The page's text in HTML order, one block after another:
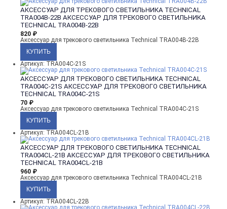
АКСЕССУАР ДЛЯ ТРЕКОВОГО СВЕТИЛЬНИКА TECHNICAL
TRA004B-22B АКСЕССУАР ДЛЯ ТРЕКОВОГО СВЕТИЛЬНИКА
TECHNICAL TRA004B-22B
820 ₽
Аксессуар для трекового светильника Technical TRA004B-22B
Артикул: TRA004C-21S
АКСЕССУАР ДЛЯ ТРЕКОВОГО СВЕТИЛЬНИКА TECHNICAL
TRA004C-21S АКСЕССУАР ДЛЯ ТРЕКОВОГО СВЕТИЛЬНИКА
TECHNICAL TRA004C-21S
70 ₽
Аксессуар для трекового светильника Technical TRA004C-21S
Артикул: TRA004CL-21B
АКСЕССУАР ДЛЯ ТРЕКОВОГО СВЕТИЛЬНИКА TECHNICAL
TRA004CL-21B АКСЕССУАР ДЛЯ ТРЕКОВОГО СВЕТИЛЬНИКА
TECHNICAL TRA004CL-21B
960 ₽
Аксессуар для трекового светильника Technical TRA004CL-21B
Артикул: TRA004CL-22B